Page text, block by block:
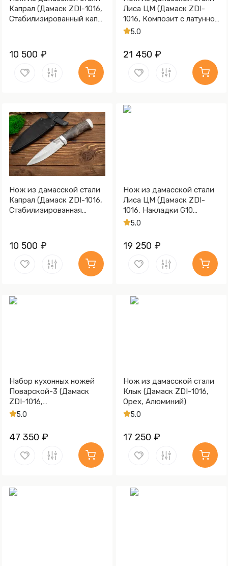
Капрал (Дамаск ZDI-1016,
Стабилизированный кап
10 500 ₽
Лиса ЦМ (Дамаск ZDI-
1016, Композит с латунной
и бронзовой
5.0
21 450 ₽
Нож из дамасской стали
Капрал (Дамаск ZDI-1016,
Стабилизированная
10 500 ₽
Нож из дамасской стали
Лиса ЦМ (Дамаск ZDI-
1016, Накладки G10
зелёный)
5.0
19 250 ₽
Набор кухонных ножей
Поварской-3 (Дамаск
ZDI-1016,
Стабилизированная
коричневая, Медь)
5.0
47 350 ₽
Нож из дамасской стали
Клык (Дамаск ZDI-1016,
Орех, Алюминий)
5.0
17 250 ₽